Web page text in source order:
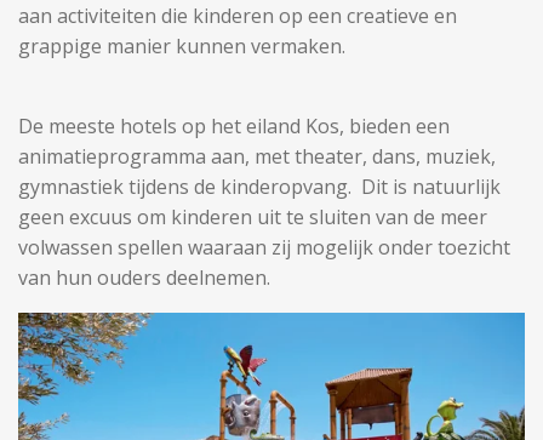
aan activiteiten die kinderen op een creatieve en
grappige manier kunnen vermaken.
De meeste hotels op het eiland Kos, bieden een
animatieprogramma aan, met theater, dans, muziek,
gymnastiek tijdens de kinderopvang. Dit is natuurlijk
geen excuus om kinderen uit te sluiten van de meer
volwassen spellen waaraan zij mogelijk onder toezicht
van hun ouders deelnemen.